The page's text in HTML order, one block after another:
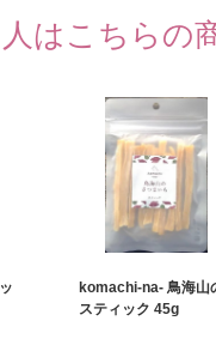
はこちらの
komachi‐na‐ 鳥海山
スティック 45g